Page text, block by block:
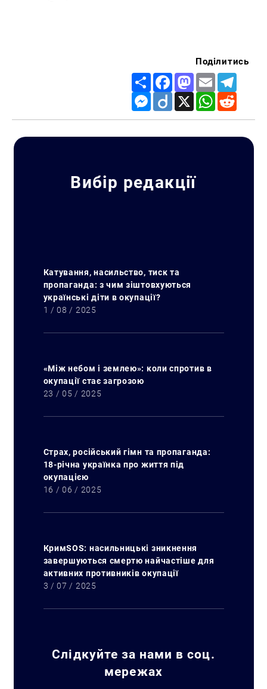
Пошук за запитом:
Поділитись
Share FacebookMastodon
Email
Messenger
Diigo X WhatsApp
Вибір редакції
Катування, насильство, тиск та
пропаганда: з чим зіштовхуються
українські діти в окупації?
1 / 08 / 2025
«Між небом і землею»: коли спротив в
окупації стає загрозою
23 / 05 / 2025
Страх, російський гімн та пропаганда:
18-річна українка про життя під
окупацією
16 / 06 / 2025
КримSOS: насильницькі зникнення
завершуються смертю найчастіше для
активних противників окупації
3 / 07 / 2025
Слідкуйте за нами в соц.
мережах